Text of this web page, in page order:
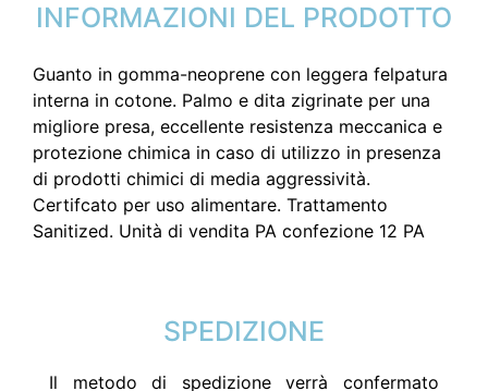
INFORMAZIONI DEL PRODOTTO
Guanto in gomma-neoprene con leggera felpatura
interna in cotone. Palmo e dita zigrinate per una
migliore presa, eccellente resistenza meccanica e
protezione chimica in caso di utilizzo in presenza
di prodotti chimici di media aggressività.
Certifcato per uso alimentare. Trattamento
Sanitized. Unità di vendita PA confezione 12 PA
SPEDIZIONE
Il metodo di spedizione verrà confermato